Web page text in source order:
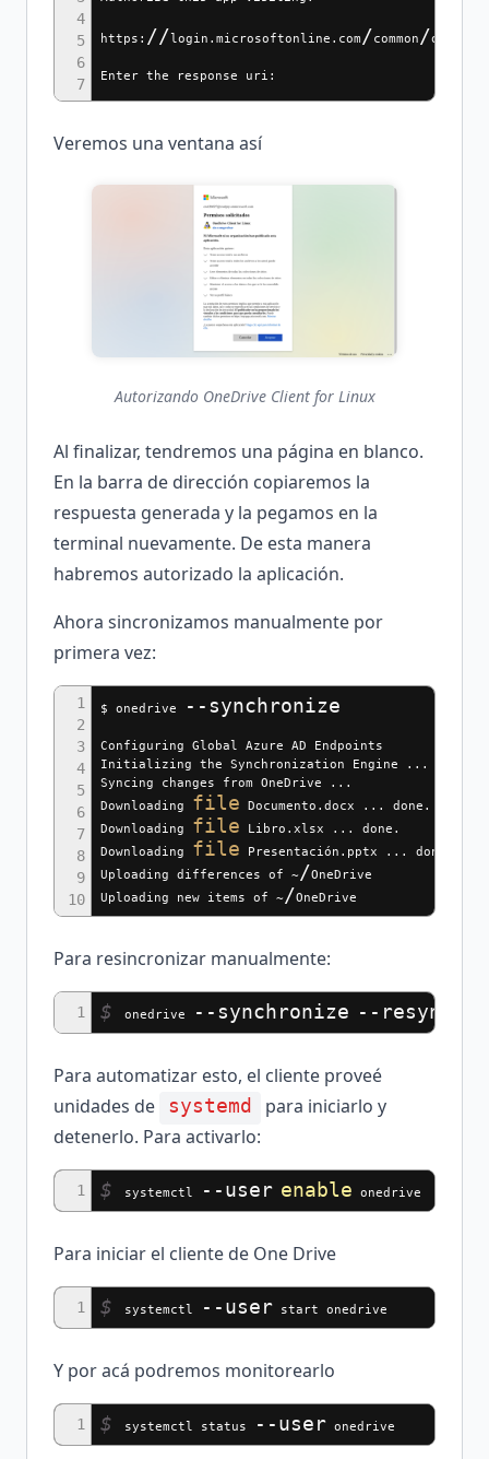
4
5
6
7
https: //login.microsoftonline.com /common /oauth2
Enter the response uri:
Veremos una ventana así
Autorizando OneDrive Client for Linux
Al finalizar, tendremos una página en blanco.
En la barra de dirección copiaremos la
respuesta generada y la pegamos en la
terminal nuevamente. De esta manera
habremos autorizado la aplicación.
Ahora sincronizamos manualmente por
primera vez:
1
2
3
4
5
6
7
8
9
10
$ onedrive --synchronize
Configuring Global Azure AD Endpoints
Initializing the Synchronization Engine ...
Syncing changes from OneDrive ...
Downloading file Documento.docx ... done.
Downloading file Libro.xlsx ... done.
Downloading file Presentación.pptx ... done.
Uploading differences of ~/OneDrive
Uploading new items of ~/OneDrive
Para resincronizar manualmente:
1 $ onedrive --synchronize --resync
Para automatizar esto, el cliente proveé
unidades de
systemd
para iniciarlo y
detenerlo. Para activarlo:
1 $ systemctl --user enable onedrive
Para iniciar el cliente de One Drive
1 $ systemctl --user start onedrive
Y por acá podremos monitorearlo
1 $ systemctl status --user onedrive